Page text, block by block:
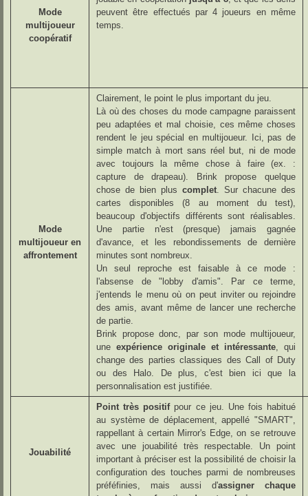
Mode
multijoueur
coopératif
peuvent être effectués par 4 joueurs en même
temps.
Mode
multijoueur en
affrontement
Clairement, le point le plus important du jeu.
Là où des choses du mode campagne paraissent
peu adaptées et mal choisie, ces même choses
rendent le jeu spécial en multijoueur. Ici, pas de
simple match à mort sans réel but, ni de mode
avec toujours la même chose à faire (ex. :
capture de drapeau). Brink propose quelque
chose de bien plus complet. Sur chacune des
cartes disponibles (8 au moment du test),
beaucoup d'objectifs différents sont réalisables.
Une partie n'est (presque) jamais gagnée
d'avance, et les rebondissements de dernière
minutes sont nombreux.
Un seul reproche est faisable à ce mode :
l'absense de "lobby d'amis". Par ce terme,
j'entends le menu où on peut inviter ou rejoindre
des amis, avant même de lancer une recherche
de partie.
Brink propose donc, par son mode multijoueur,
une expérience originale et intéressante, qui
change des parties classiques des Call of Duty
ou des Halo. De plus, c'est bien ici que la
personnalisation est justifiée.
Jouabilité
Point très positifpour ce jeu. Une fois habitué
au système de déplacement, appellé "SMART",
rappellant à certain Mirror's Edge, on se retrouve
avec une jouabilité très respectable. Un point
important à préciser est la possibilité de choisir la
configuration des touches parmi de nombreuses
préféfinies, mais aussi d'assigner chaque